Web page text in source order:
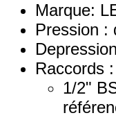
Marque:
Pression :
Raccords :
1/2"